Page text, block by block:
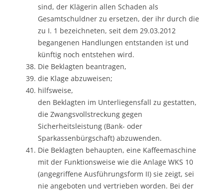
sind, der Klägerin allen Schaden als
Gesamtschuldner zu ersetzen, der ihr durch die
zu I. 1 bezeichneten, seit dem 29.03.2012
begangenen Handlungen entstanden ist und
künftig noch entstehen wird.
Die Beklagten beantragen,
die Klage abzuweisen;
hilfsweise,
den Beklagten im Unterliegensfall zu gestatten,
die Zwangsvollstreckung gegen
Sicherheitsleistung (Bank- oder
Sparkassenbürgschaft) abzuwenden.
Die Beklagten behaupten, eine Kaffeemaschine
mit der Funktionsweise wie die Anlage WKS 10
(angegriffene Ausführungsform II) sie zeigt, sei
nie angeboten und vertrieben worden. Bei der